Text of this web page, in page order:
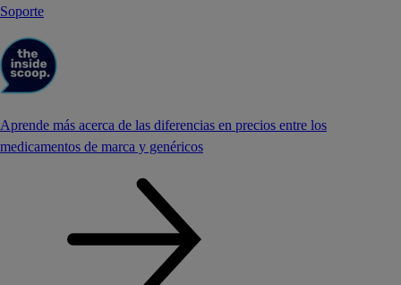
Soporte
Aprende más acerca de las diferencias en precios entre los
medicamentos de marca y genéricos